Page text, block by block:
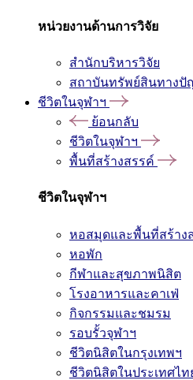
หน่วยงานด้านการวิจัย
สำนักบริหารวิจัย
สถาบันทรัพย์สินทางปั
ชีวิตในจุฬาฯ
ย้อนกลับ
ชีวิตในจุฬาฯ
พื้นที่สร้างสรรค์
ชีวิตในจุฬาฯ
หอสมุดและพื้นที่สร้าง
หอพัก
กีฬาและสุขภาพนิสิต
โรงอาหารและคาเฟ่
กิจกรรมและชมรม
รอบรั้วจุฬาฯ
ชีวิตนิสิตในกรุงเทพฯ
ชีวิตนิสิตในประเทศไท